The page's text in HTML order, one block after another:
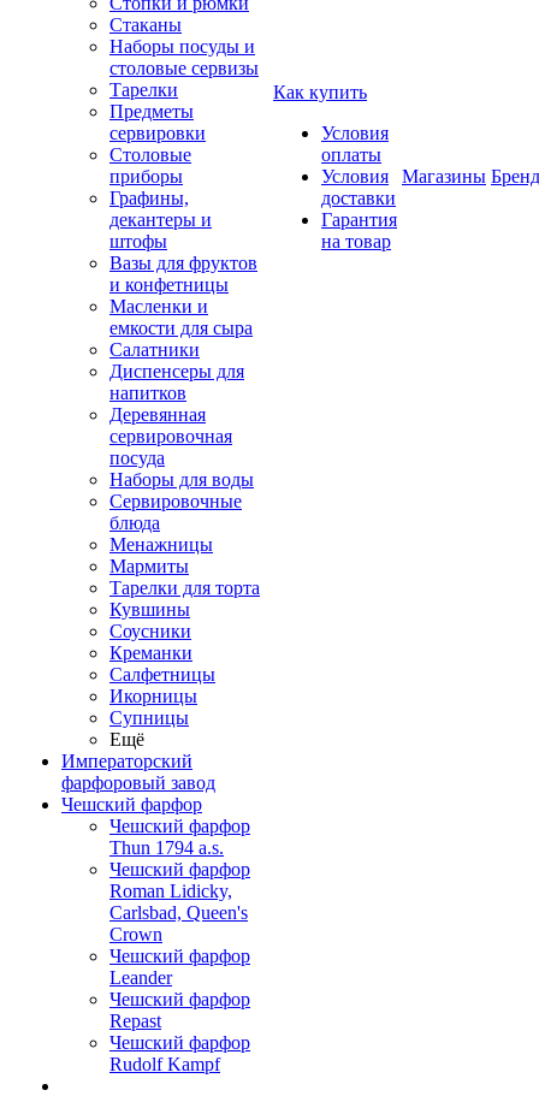
Стаканы
Наборы посуды и
столовые сервизы
Тарелки
Предметы
сервировки
Столовые
приборы
Графины,
декантеры и
штофы
Вазы для фруктов
и конфетницы
Масленки и
емкости для сыра
Салатники
Диспенсеры для
напитков
Деревянная
сервировочная
посуда
Наборы для воды
Сервировочные
блюда
Менажницы
Мармиты
Тарелки для торта
Кувшины
Соусники
Креманки
Салфетницы
Икорницы
Супницы
Ещё
Императорский
фарфоровый завод
Чешский фарфор
Чешский фарфор
Thun 1794 a.s.
Чешский фарфор
Roman Lidicky,
Carlsbad, Queen's
Crown
Чешский фарфор
Leander
Чешский фарфор
Repast
Чешский фарфор
Rudolf Kampf
Как купить
Условия
оплаты
Условия
доставки
Гарантия
на товар
Магазины